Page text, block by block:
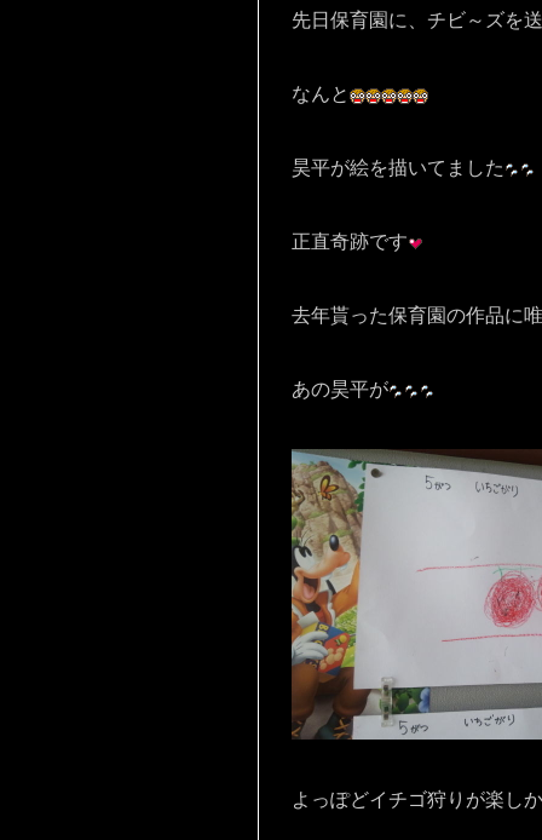
先日保育園に、チビ～ズを
なんと
昊平が絵を描いてました
正直奇跡です
去年貰った保育園の作品に
あの昊平が
よっぽどイチゴ狩りが楽し